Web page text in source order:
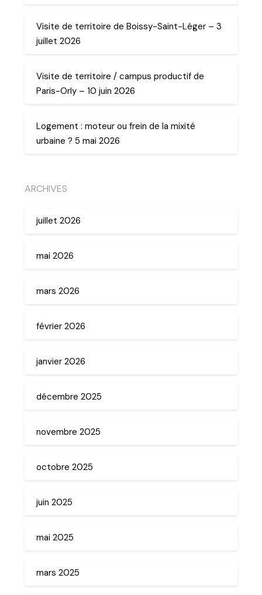
Visite de territoire de Boissy-Saint-Léger – 3
juillet 2026
Visite de territoire / campus productif de
Paris-Orly – 10 juin 2026
Logement : moteur ou frein de la mixité
urbaine ? 5 mai 2026
ARCHIVES
juillet 2026
mai 2026
mars 2026
février 2026
janvier 2026
décembre 2025
novembre 2025
octobre 2025
juin 2025
mai 2025
mars 2025